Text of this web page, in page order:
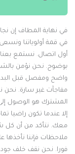
نهاية المطاف إن
قمة أولوياتنا ونسعى
اتصال. نستمع بعناية
نحن نؤمن
ومفصل قبل البدء
غير سارة. نحن
هو الوصول إلى
عندما تكون راضيا
نتأكد من أن كل شيء
فإننا نأخذها على
نحن نقف خلف جودة